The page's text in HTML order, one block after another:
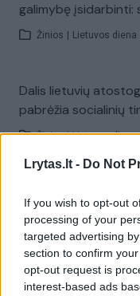
Lrytas.lt - Do Not
If you wish to opt-out
processing of your
targeted advertising
section to confirm
opt-out request is
interest-based ads
galimybę įsidarbinti:
Žinios Lietuvos diena
Dalis lietuvių
pabrėžia socialinių
Žinios | Lietuvos diena
suskubti: viešbučių
80 proc.
Žinios | Lietuvos diena